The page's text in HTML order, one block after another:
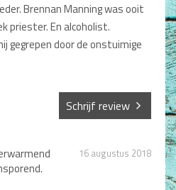
Brennan Manning was ooit
priester. En alcoholist.
gegrepen door de onstuimige
Schrijf review
16 augustus 2018